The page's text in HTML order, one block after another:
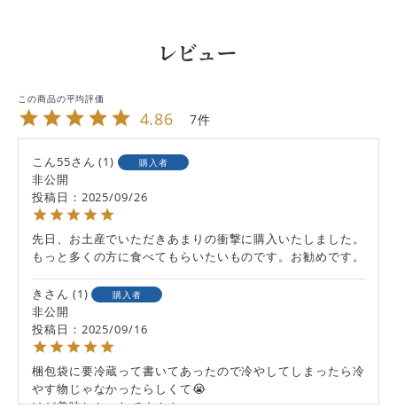
レビュー
4.86 7
こん55 1 購入者
非公開
投稿日
2025/09/26
先日、お土産でいただきあまりの衝撃に購入いたしました。
もっと多くの方に食べてもらいたいものです。お勧めです。
き 1 購入者
非公開
投稿日
2025/09/16
梱包袋に要冷蔵って書いてあったので冷やしてしまったら冷
やす物じゃなかったらしくて😭
けど美味しかったです！！